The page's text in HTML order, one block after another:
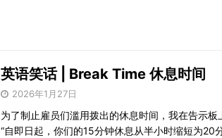
英语笑话 | Break Time 休息时间
2026年1月27日
为了制止雇员们滥用拨出的休息时间，我在告示板
“自即日起，你们的15分钟休息从半小时缩短为20